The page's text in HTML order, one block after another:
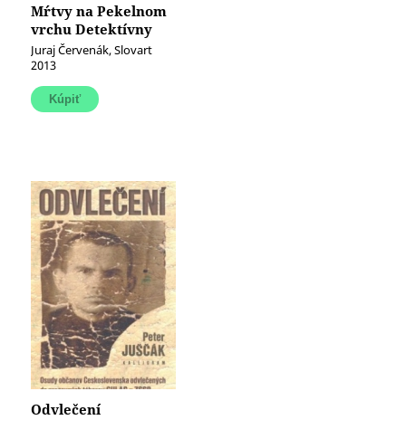
Mŕtvy na Pekelnom
vrchu Detektívny
príbeh z čias
protitureckých
vojen (e- kniha )
Juraj Červenák, Slovart
2013
Odvlečení